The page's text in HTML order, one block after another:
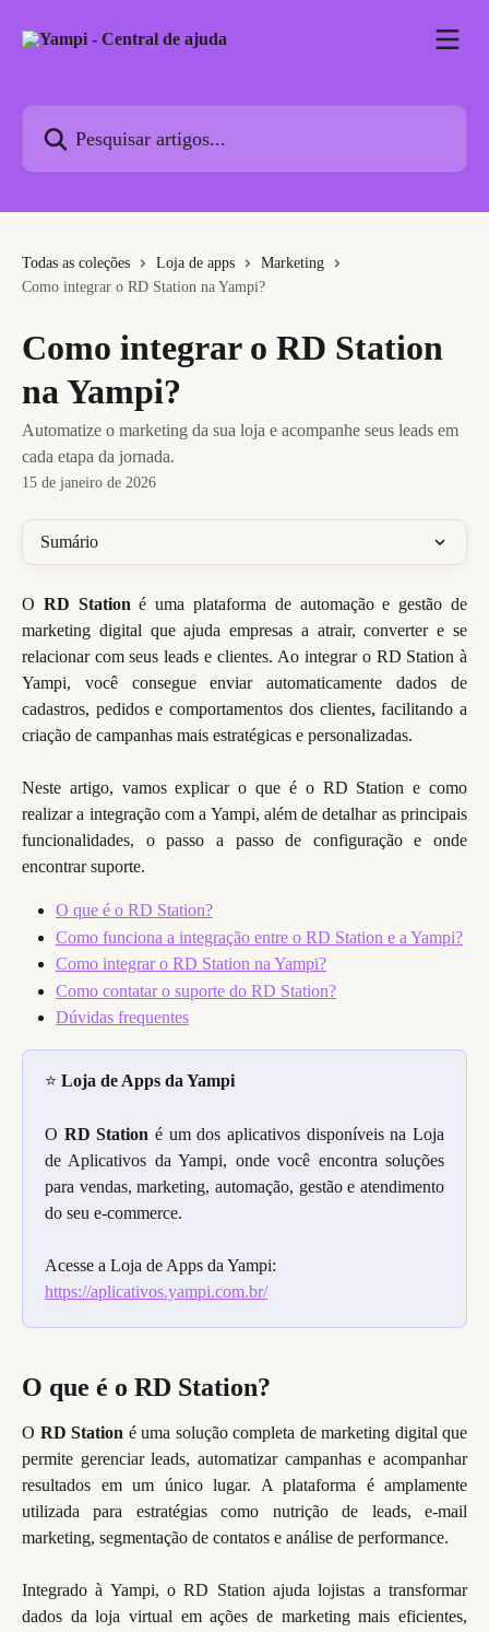
Todas as coleções Loja de apps
Marketing
Como integrar o RD Station na Yampi?
Como integrar o RD Station
na Yampi?
Automatize o marketing da sua loja e acompanhe seus leads em
cada etapa da jornada.
15 de janeiro de 2026
Sumário
O RD Station é uma plataforma de automação e gestão de
marketing digital que ajuda empresas a atrair, converter e se
relacionar com seus leads e clientes. Ao integrar o RD Station à
Yampi, você consegue enviar automaticamente dados de
cadastros, pedidos e comportamentos dos clientes, facilitando a
criação de campanhas mais estratégicas e personalizadas.
Neste artigo, vamos explicar o que é o RD Station e como
realizar a integração com a Yampi, além de detalhar as principais
funcionalidades, o passo a passo de configuração e onde
encontrar suporte.
O que é o RD Station?
Como funciona a integração entre o RD Station e a Yampi?
Como integrar o RD Station na Yampi?
Como contatar o suporte do RD Station?
Dúvidas frequentes
⭐ Loja de Apps da Yampi
O RD Station é um dos aplicativos disponíveis na Loja
de Aplicativos da Yampi, onde você encontra soluções
para vendas, marketing, automação, gestão e atendimento
do seu e-commerce.
Acesse a Loja de Apps da Yampi:
https://aplicativos.yampi.com.br/
O que é o RD Station?
O RD Station é uma solução completa de marketing digital que
permite gerenciar leads, automatizar campanhas e acompanhar
resultados em um único lugar. A plataforma é amplamente
utilizada para estratégias como nutrição de leads, e-mail
marketing, segmentação de contatos e análise de performance.
Integrado à Yampi, o RD Station ajuda lojistas a transformar
dados da loja virtual em ações de marketing mais eficientes,